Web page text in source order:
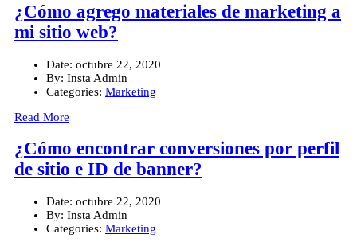
¿Cómo agrego materiales de marketing a
mi sitio web?
Date: octubre 22, 2020
By: Insta Admin
Categories: Marketing
Read More
¿Cómo encontrar conversiones por perfil
de sitio e ID de banner?
Date: octubre 22, 2020
By: Insta Admin
Categories: Marketing